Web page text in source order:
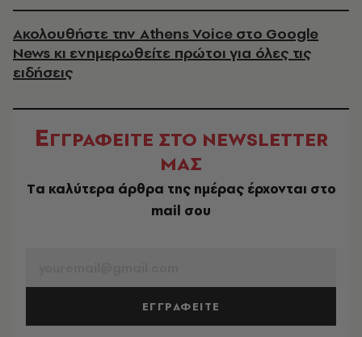
Ακολουθήστε την Athens Voice στο Google
News κι ενημερωθείτε πρώτοι για όλες τις
ειδήσεις
ΕΓΓΡΑΦΕΙΤΕ ΣΤΟ NEWSLETTER
ΜΑΣ
Tα καλύτερα άρθρα της ημέρας έρχονται στο
mail σου
ΕΓΓΡΑΦΕΙΤΕ